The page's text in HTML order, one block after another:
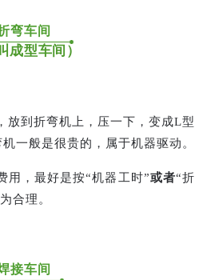
弯车间
成型车间）
放到折弯机上，压一下，变成L型
一般是很贵的，属于机器驱动。
用，最好是按“机器工时”或者“折
合理。
接车间